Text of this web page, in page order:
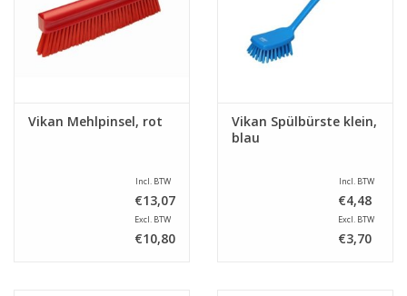
Vikan Mehlpinsel, rot
Incl. BTW
€13,07
Excl. BTW
€10,80
Vikan Spülbürste klein,
blau
Incl. BTW
€4,48
Excl. BTW
€3,70